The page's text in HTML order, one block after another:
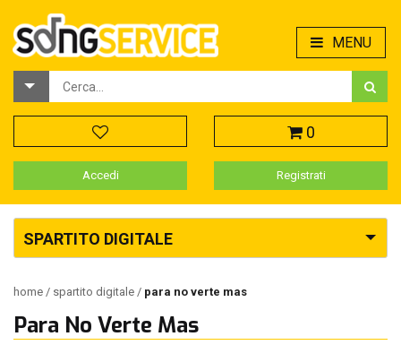
MENU
0
Accedi Registrati
SPARTITO DIGITALE
home spartito digitale para no verte mas
Para No Verte Mas